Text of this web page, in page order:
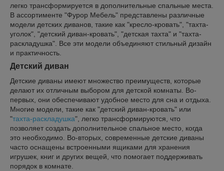
легко трансформируется в дополнительные спальные места.
В ассортименте "Фурор Мебель" представлены различные
модели детских диванов, такие как "кресло-кровать", "тахта-
уголок", "детский диван-кровать", "детская тахта" и "тахта-
раскладушка". Все эти модели объединяют стильный дизайн
и практичность.
Детский диван
Детские диваны имеют множество преимуществ, которые
делают их отличным выбором для детской комнаты. Во-
первых, они обеспечивают удобное место для сна и отдыха.
Многие модели, такие как "детский диван-кровать" или
"тахта-раскладушка", легко трансформируются, что
позволяет создать дополнительное спальное место, когда
это необходимо. Во-вторых, современные детские диваны
часто оснащены встроенными ящиками для хранения
игрушек, книг и других вещей, что помогает поддерживать
порядок в комнате.